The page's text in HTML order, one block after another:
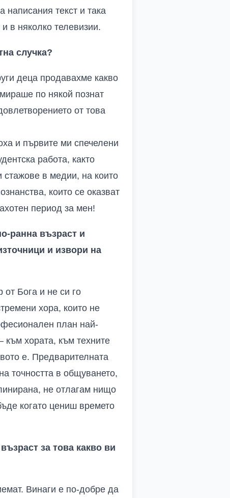
написания текст и така
в няколко телевизии.
случка?
деца продавахме какво
по някой познат
от това
и първите ми спечелени
работа, както
стажове в медии, на които
които се оказват
период за мен!
ранна възраст и
и извори на
от Бога и не си го
хора, които не
план най-
към хората, към техните
е. Предварителната
точността в общуването,
не отлагам нищо
когато цениш времето
за това какво ви
Винаги е по-добре да